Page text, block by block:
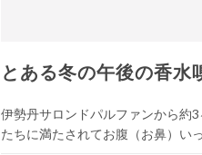
とある冬の午後の香
伊勢丹サロンドパルファンから約
たちに満たされてお腹（お鼻）い